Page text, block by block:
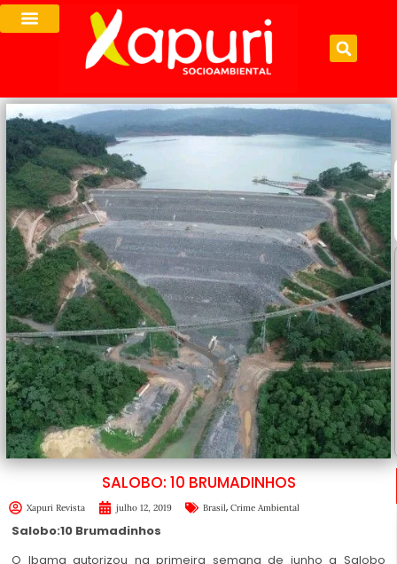
SALOBO: 10 BRUMADINHOS
Xapuri Revista julho 12, 2019 Brasil, Crime Ambiental
Salobo:10 Brumadinhos
O Ibama autorizou na primeira semana de junho a Salobo